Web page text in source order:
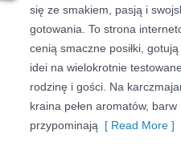
się ze smakiem, pasją i
gotowania. To strona
cenią smaczne posiłki,
idei na wielokrotnie
rodzinę i gości. Na
kraina pełen aromatów,
przypominają [ Read More ]